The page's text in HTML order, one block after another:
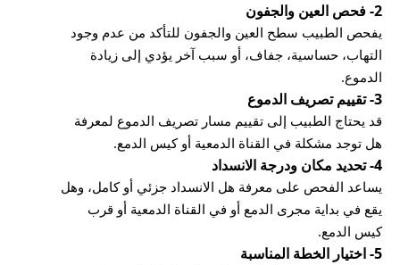
2- فحص العين والجفون
يفحص الطبيب سطح العين والجفون للتأكد من عدم وجود
التهاب، حساسية، جفاف، أو سبب آخر يؤدي إلى زيادة
الدموع.
3- تقييم تصريف الدموع
قد يحتاج الطبيب إلى تقييم مسار تصريف الدموع لمعرفة
هل توجد مشكلة في القناة الدمعية أو كيس الدمع.
4- تحديد مكان ودرجة الانسداد
يساعد الفحص على معرفة هل الانسداد جزئي أو كامل، وهل
يقع في بداية مجرى الدمع أو في القناة الدمعية أو قرب
كيس الدمع.
5- اختيار الخطة المناسبة